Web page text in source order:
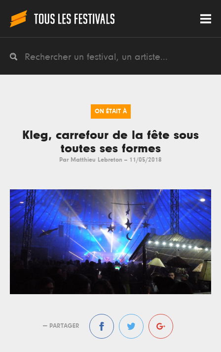
ON ÉTAIT À
Kleg, carrefour de la fête sous
toutes ses formes
Par Matthieu Lebreton -- 11/05/2018
— PARTAGER